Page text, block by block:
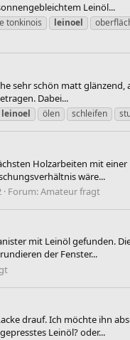
Leinöl...
tonkinois leinoel
sehr schön matt
Dabei...
leinoel ölen schleifen
Holzarbeiten mit
wäre...
Forum:Amateur fragt
mit Leinöl gefunden.
der Fenster...
drauf. Ich möchte ihn
Leinöl? oder...